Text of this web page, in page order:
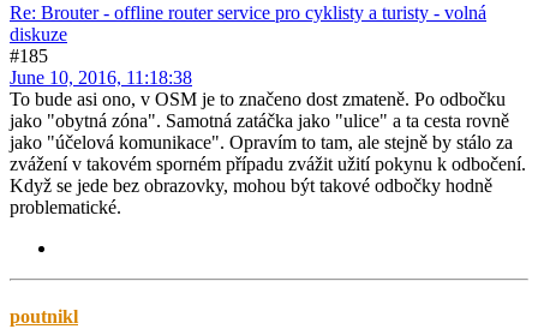
Re: Brouter - offline router service pro cyklisty a turisty - volná
diskuze
#185
June 10, 2016, 11:18:38
To bude asi ono, v OSM je to značeno dost zmateně. Po odbočku
jako "obytná zóna". Samotná zatáčka jako "ulice" a ta cesta rovně
jako "účelová komunikace". Opravím to tam, ale stejně by stálo za
zvážení v takovém sporném případu zvážit užití pokynu k odbočení.
Když se jede bez obrazovky, mohou být takové odbočky hodně
problematické.
poutnikl